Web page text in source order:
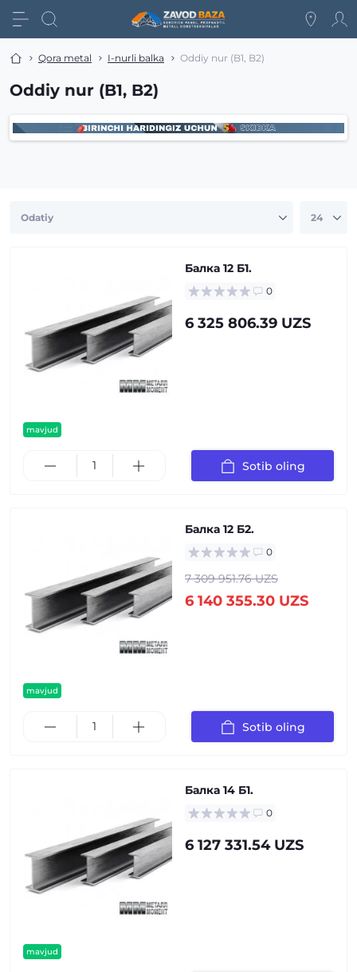
Qora metal I-nurli balka Oddiy nur (B1, B2)
Oddiy nur (B1, B2)
mavjud
Балка 12 Б1.
0
6 325 806.39 UZS
Sotib oling
mavjud
Балка 12 Б2.
0
7 309 951.76 UZS
6 140 355.30 UZS
Sotib oling
mavjud
Балка 14 Б1.
0
6 127 331.54 UZS